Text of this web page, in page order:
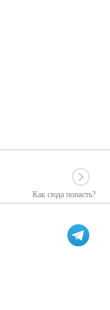
Как сюда попасть?